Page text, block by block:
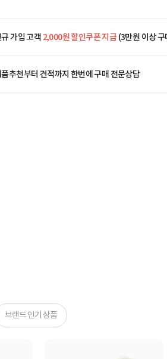
규 가입 고객 2,000원 할인쿠폰 지급(3만원 이상 구
추천부터 견적까지 한번에구매 전문상담
브랜드 인기 상품